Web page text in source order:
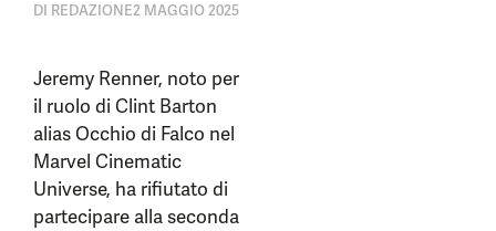
DI REDAZIONE2 MAGGIO 2025
Jeremy Renner, noto per
il ruolo di Clint Barton
alias Occhio di Falco nel
Marvel Cinematic
Universe, ha rifiutato di
partecipare alla seconda